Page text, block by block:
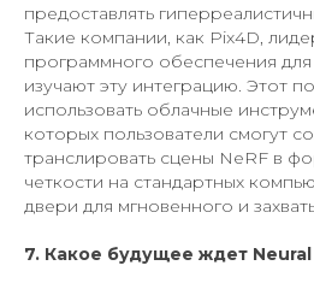
предоставлять
Такие компании, как Pix4D,
программного обеспечения
изучают эту интеграцию. Этот
использовать облачные
которых пользователи смогут
транслировать сцены NeRF в
четкости на стандартных
двери для мгновенного и
7. Какое будущее ждет